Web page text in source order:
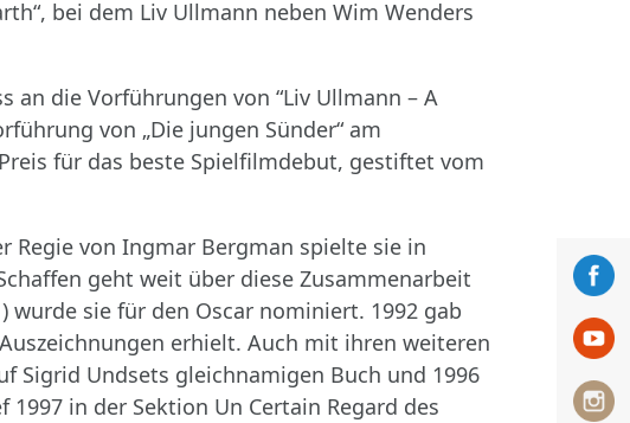
bei dem Liv Ullmann neben Wim Wenders
die Vorführungen von “Liv Ullmann – A
von „Die jungen Sünder“ am
für das beste Spielfilmdebut, gestiftet vom
Regie von Ingmar Bergman spielte sie in
geht weit über diese Zusammenarbeit
wurde sie für den Oscar nominiert. 1992 gab
erhielt. Auch mit ihren weiteren
Sigrid Undsets gleichnamigen Buch und 1996
in der Sektion Un Certain Regard des